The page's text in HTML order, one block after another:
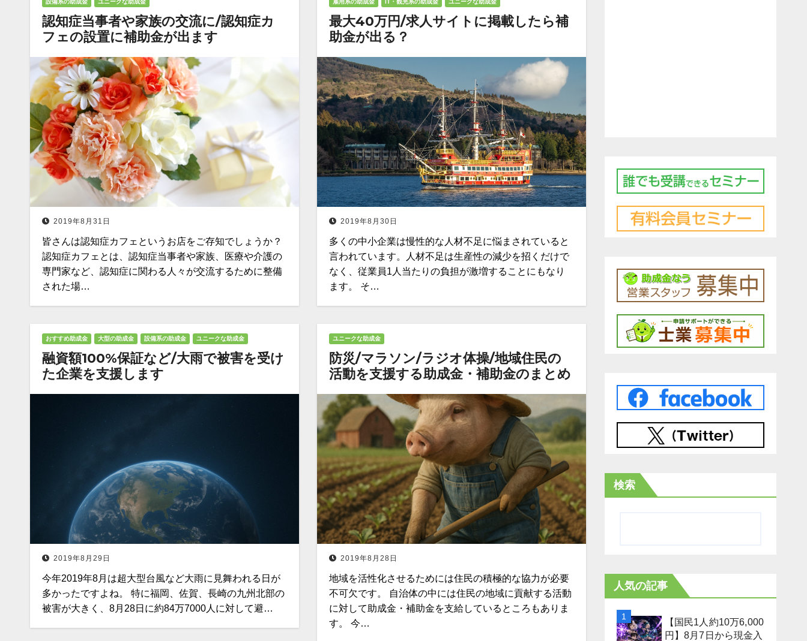
設備系の助成金 ユニークな助成金
認知症当事者や家族の交流に/認知症カ
フェの設置に補助金が出ます
2019年8月31日
皆さんは認知症カフェというお店をご存知でしょうか？
認知症カフェとは、認知症当事者や家族、医療や介護の
専門家など、認知症に関わる人々が交流するために整備
された場…
雇用系の助成金 IT・観光系の助成金 ユニークな助成金
最大40万円/求人サイトに掲載したら補
助金が出る？
2019年8月30日
多くの中小企業は慢性的な人材不足に悩まされていると
言われています。人材不足は生産性の減少を招くだけで
なく、従業員1人当たりの負担が激増することにもなり
ます。 そ…
おすすめ助成金 大型の助成金 設備系の助成金 ユニークな助成金
融資額100%保証など/大雨で被害を受け
た企業を支援します
2019年8月29日
今年2019年8月は超大型台風など大雨に見舞われる日が
多かったですよね。 特に福岡、佐賀、長崎の九州北部の
被害が大きく、8月28日に約84万7000人に対して避…
ユニークな助成金
防災/マラソン/ラジオ体操/地域住民の
活動を支援する助成金・補助金のまとめ
2019年8月28日
地域を活性化させるためには住民の積極的な協力が必要
不可欠です。 自治体の中には住民の地域に貢献する活動
に対して助成金・補助金を支給しているところもありま
す。 今…
検索
人気の記事
【国民1人約10万6,000
円】8月7日から現金入